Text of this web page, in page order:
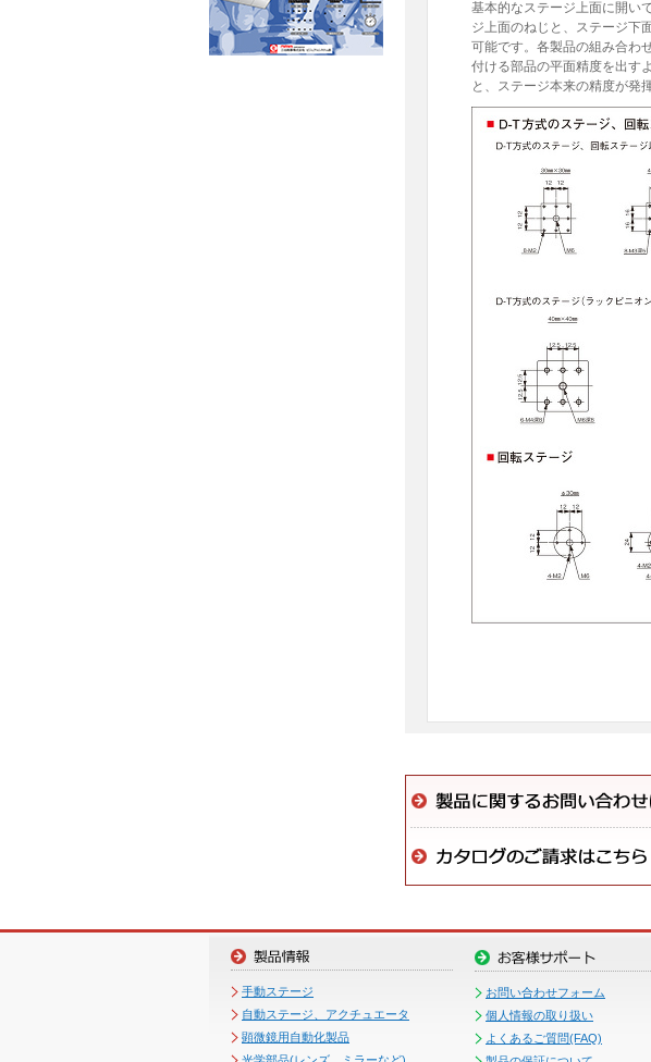
基本的なステージ上面に開い
ジ上面のねじと、ステージ下
可能です。各製品の組み合わ
付ける部品の平面精度を出す
と、ステージ本来の精度が発
手動ステージ
自動ステージ、アクチュエータ
顕微鏡用自動化製品
お問い合わせフォーム
個人情報の取り扱い
よくあるご質問(FAQ)